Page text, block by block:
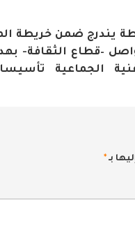
يندرج ضمن خريطة
–قطاع الثقافة-
الجماعية
بـ *